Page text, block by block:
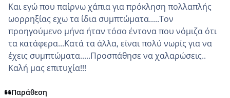
Και εγώ που παίρνω χάπια για πρόκληση πολλαπλής
ωορρηξίας εχω τα ίδια συμπτώματα.....Τον
προηγούμενο μήνα ήταν τόσο έντονα που νόμιζα ότι
τα κατάφερα...Κατά τα άλλα, είναι πολύ νωρίς για να
έχεις συμπτώματα.....Προσπάθησε να χαλαρώσεις..
Καλή μας επιτυχία!!!
Παράθεση